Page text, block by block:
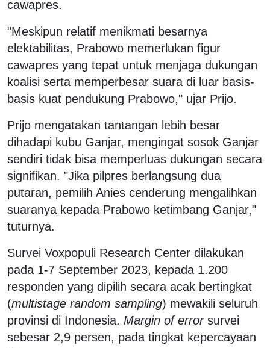
cawapres.
"Meskipun relatif menikmati besarnya
elektabilitas, Prabowo memerlukan figur
cawapres yang tepat untuk menjaga dukungan
koalisi serta memperbesar suara di luar basis-
basis kuat pendukung Prabowo," ujar Prijo.
Prijo mengatakan tantangan lebih besar
dihadapi kubu Ganjar, mengingat sosok Ganjar
sendiri tidak bisa memperluas dukungan secara
signifikan. "Jika pilpres berlangsung dua
putaran, pemilih Anies cenderung mengalihkan
suaranya kepada Prabowo ketimbang Ganjar,"
tuturnya.
Survei Voxpopuli Research Center dilakukan
pada 1-7 September 2023, kepada 1.200
responden yang dipilih secara acak bertingkat
(multistage random sampling) mewakili seluruh
provinsi di Indonesia. Margin of errorsurvei
sebesar 2,9 persen, pada tingkat kepercayaan